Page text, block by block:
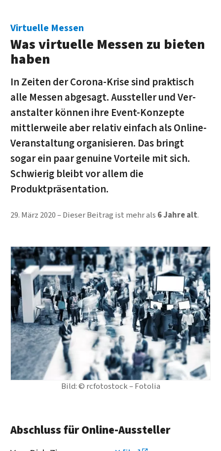
Virtuelle Messen
Was virtuelle Messen zu bieten
haben
In Zeiten der Corona-Krise sind praktisch
alle Messen ab­gesagt. Aus­steller und Ver­
anstalter können ihre Event-Konzepte
mittler­weile aber relativ ein­fach als Online-
Ver­anstaltung organisieren. Das bringt
sogar ein paar genuine Vor­teile mit sich.
Schwierig bleibt vor allem die
Produktpräsentation.
29. März 2020 Dieser Beitrag ist mehr als 6 Jahre alt.
Bild: © rcfotostock – Fotolia
Abschluss für Online-Aussteller